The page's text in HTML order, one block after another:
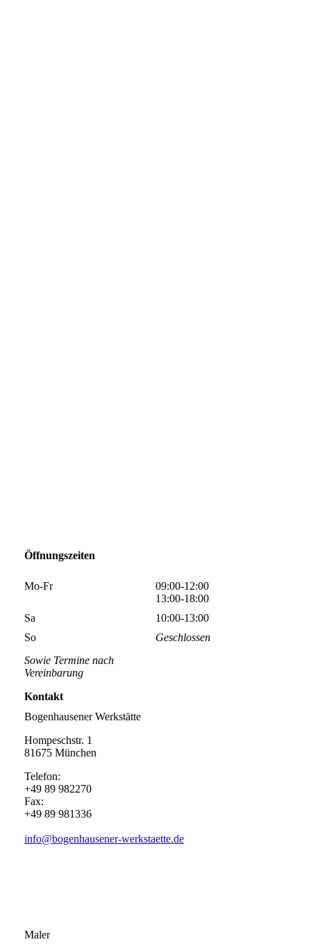
Öffnungszeiten
Mo-Fr
09:00-12:00
13:00-18:00
Sa
10:00-13:00
So
Geschlossen
Sowie Termine nach
Vereinbarung
Kontakt
Bogenhausener Werkstätte
Hompeschstr. 1
81675 München
Telefon:
+49 89 982270
Fax:
+49 89 981336
info@bogenhausener-werkstaette.de
Maler